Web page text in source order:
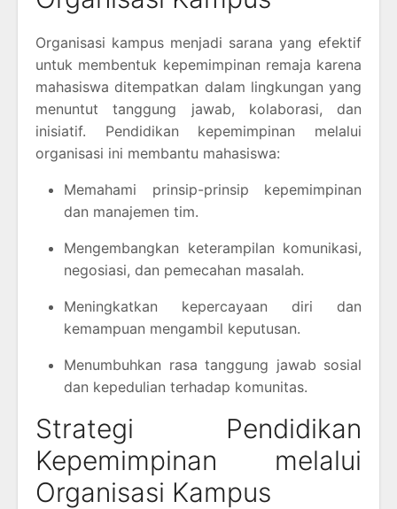
Organisasi kampus menjadi sarana yang efektif
untuk membentuk kepemimpinan remaja karena
mahasiswa ditempatkan dalam lingkungan yang
menuntut tanggung jawab, kolaborasi, dan
inisiatif. Pendidikan kepemimpinan melalui
organisasi ini membantu mahasiswa:
Memahami prinsip-prinsip kepemimpinan
dan manajemen tim.
Mengembangkan keterampilan komunikasi,
negosiasi, dan pemecahan masalah.
Meningkatkan kepercayaan diri dan
kemampuan mengambil keputusan.
Menumbuhkan rasa tanggung jawab sosial
dan kepedulian terhadap komunitas.
Strategi Pendidikan
Kepemimpinan melalui
Organisasi Kampus